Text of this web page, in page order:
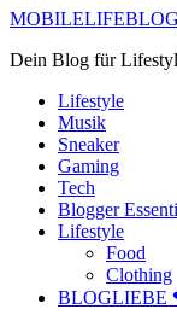
MOBILELIFEBLOG
Dein Blog für
Lifestyle
Musik
Sneaker
Gaming
Tech
Blogger
Lifestyle
Food
Clothing
BLOGLIEBE